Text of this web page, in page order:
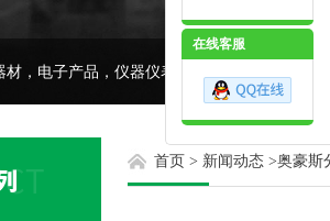
材，电子产品，仪器仪表，环保设备，五金交
首页 > 新闻动态 >奥豪斯
在线客服